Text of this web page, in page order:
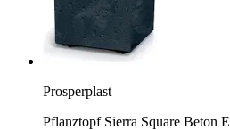
Prosperplast
Pflanztopf Sierra Square Beton